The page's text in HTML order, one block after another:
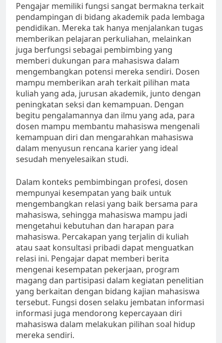
Pengajar memiliki fungsi sangat bermakna terkait
pendampingan di bidang akademik pada lembaga
pendidikan. Mereka tak hanya menjalankan tugas
memberikan pelajaran perkuliahan, melainkan
juga berfungsi sebagai pembimbing yang
memberi dukungan para mahasiswa dalam
mengembangkan potensi mereka sendiri. Dosen
mampu memberikan arah terkait pilihan mata
kuliah yang ada, jurusan akademik, junto dengan
peningkatan seksi dan kemampuan. Dengan
begitu pengalamannya dan ilmu yang ada, para
dosen mampu membantu mahasiswa mengenali
kemampuan diri dan mengarahkan mahasiswa
dalam menyusun rencana karier yang ideal
sesudah menyelesaikan studi.
Dalam konteks pembimbingan profesi, dosen
mempunyai kesempatan yang baik untuk
mengembangkan relasi yang baik bersama para
mahasiswa, sehingga mahasiswa mampu jadi
mengetahui kebutuhan dan harapan para
mahasiswa. Percakapan yang terjalin di kuliah
atau saat konsultasi pribadi dapat menguatkan
relasi ini. Pengajar dapat memberi berita
mengenai kesempatan pekerjaan, program
magang dan partisipasi dalam kegiatan penelitian
yang berkaitan dengan bidang kajian mahasiswa
tersebut. Fungsi dosen selaku jembatan informasi
informasi juga mendorong kepercayaan diri
mahasiswa dalam melakukan pilihan soal hidup
mereka sendiri.